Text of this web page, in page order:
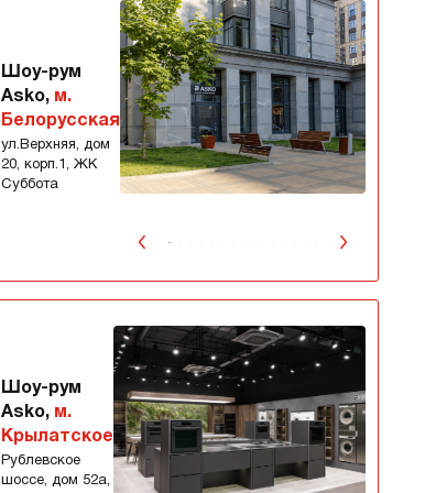
Шоу-рум
Asko, м.
Белорусская
ул.Верхняя, дом
20, корп.1, ЖК
Суббота
Шоу-рум
Asko, м.
Крылатское
Рублевское
шоссе, дом 52а,